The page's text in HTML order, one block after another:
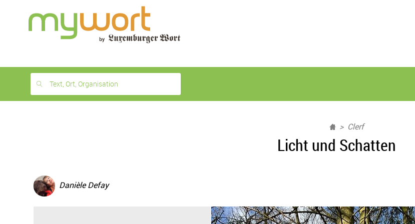
month
free
Text, Ort, Organisation
Clerf
Licht und Schatten
Danièle Defay